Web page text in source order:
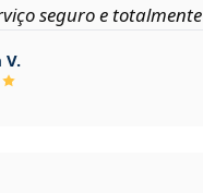
seguro e
V.